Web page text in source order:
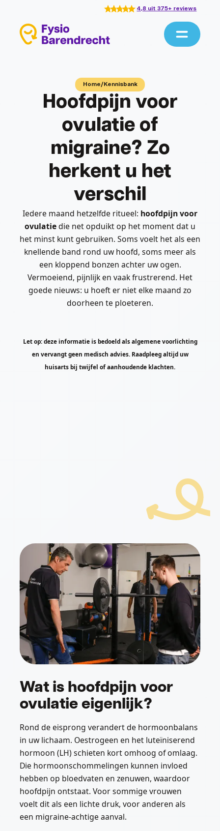
4,8 uit 375+ reviews
Home/Kennisbank
Hoofdpijn voor
ovulatie of
migraine? Zo
herkent u het
verschil
Iedere maand hetzelfde ritueel: hoofdpijn voor
ovulatiedie net opduikt op het moment dat u
het minst kunt gebruiken. Soms voelt het als een
knellende band rond uw hoofd, soms meer als
een kloppend bonzen achter uw ogen.
Vermoeiend, pijnlijk en vaak frustrerend. Het
goede nieuws: u hoeft er niet elke maand zo
doorheen te ploeteren.
Let op: deze informatie is bedoeld als algemene voorlichting
en vervangt geen medisch advies. Raadpleeg altijd uw
huisarts bij twijfel of aanhoudende klachten.
Wat is hoofdpijn voor
ovulatie eigenlijk?
Rond de eisprong verandert de hormoonbalans
in uw lichaam. Oestrogeen en het luteïniserend
hormoon (LH) schieten kort omhoog of omlaag.
Die hormoonschommelingen kunnen invloed
hebben op bloedvaten en zenuwen, waardoor
hoofdpijn ontstaat. Voor sommige vrouwen
voelt dit als een lichte druk, voor anderen als
een migraine-achtige aanval.